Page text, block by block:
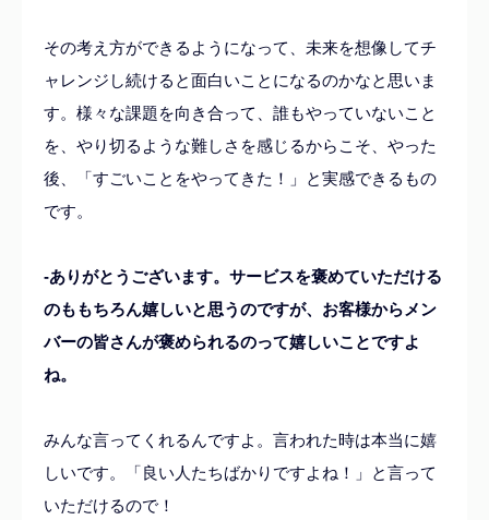
その考え方ができるようになって、未来を想像してチ
ャレンジし続けると面白いことになるのかなと思いま
す。様々な課題を向き合って、誰もやっていないこと
を、やり切るような難しさを感じるからこそ、やった
後、「すごいことをやってきた！」と実感できるもの
です。
-ありがとうございます。サービスを褒めていただける
のももちろん嬉しいと思うのですが、お客様からメン
バーの皆さんが褒められるのって嬉しいことですよ
ね。
みんな言ってくれるんですよ。言われた時は本当に嬉
しいです。「良い人たちばかりですよね！」と言って
いただけるので！